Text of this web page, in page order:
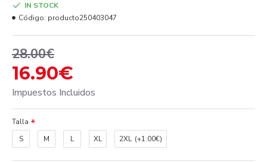
16.90€
28.00€
Impuestos Incluidos
IN STOCK
Código: producto250403047
Talla
S
M L XL 2XL (+1.00€)